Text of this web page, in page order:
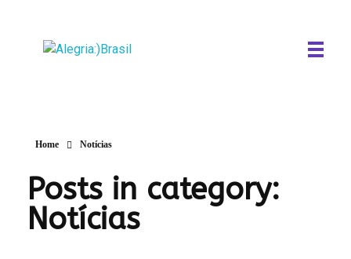
Home Notícias
Posts in category:
Notícias